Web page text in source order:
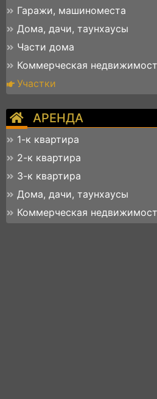
Гаражи, машиноместа
Дома, дачи, таунхаусы
Части дома
Коммерческая
Участки
АРЕНДА
1-к квартира
2-к квартира
3-к квартира
Дома, дачи, таунхаусы
Коммерческая